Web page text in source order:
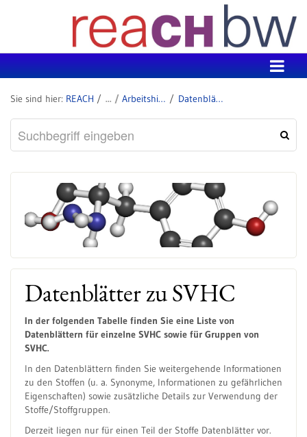
REACH Arbeitshilfen: Ermittlung von SVHC in Erzeugnissen Datenblätter zu SVHC
Datenblätter zu SVHC
In der folgenden Tabelle finden Sie eine Liste von
Datenblättern für einzelne SVHC sowie für Gruppen von
SVHC.
In den Datenblättern finden Sie weitergehende Informationen
zu den Stoffen (u. a. Synonyme, Informationen zu gefährlichen
Eigenschaften) sowie zusätzliche Details zur Verwendung der
Stoffe/Stoffgruppen.
Derzeit liegen nur für einen Teil der Stoffe Datenblätter vor.